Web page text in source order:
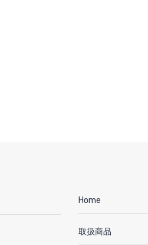
Home
取扱商品